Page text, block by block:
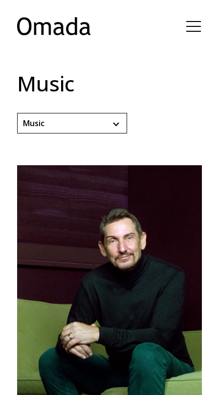
Music
Actors•Actresses
Animation, Visual Effects,
Illustration
Director
Director of photography
(DOP)
Editing
Literature Sci-Fi and
Music
Production design
Screenwriter
Speakers